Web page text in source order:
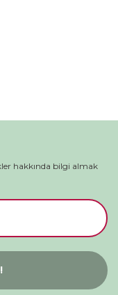
hakkında bilgi almak